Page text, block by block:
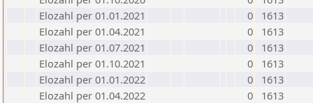
Elozahl per 01.01.2021
0
1613
Elozahl per 01.04.2021
0
1613
Elozahl per 01.07.2021
0
1613
Elozahl per 01.10.2021
0
1613
Elozahl per 01.01.2022
0
1613
Elozahl per 01.04.2022
0
1613